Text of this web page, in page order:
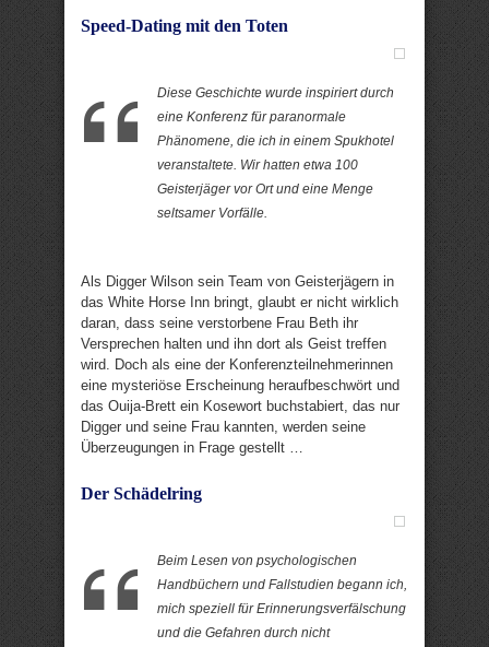
Speed-Dating mit den Toten
Diese Geschichte wurde inspiriert durch
eine Konferenz für paranormale
Phänomene, die ich in einem Spukhotel
veranstaltete. Wir hatten etwa 100
Geisterjäger vor Ort und eine Menge
seltsamer Vorfälle.
Als Digger Wilson sein Team von Geisterjägern in
das White Horse Inn bringt, glaubt er nicht wirklich
daran, dass seine verstorbene Frau Beth ihr
Versprechen halten und ihn dort als Geist treffen
wird. Doch als eine der Konferenzteilnehmerinnen
eine mysteriöse Erscheinung heraufbeschwört und
das Ouija-Brett ein Kosewort buchstabiert, das nur
Digger und seine Frau kannten, werden seine
Überzeugungen in Frage gestellt …
Der Schädelring
Beim Lesen von psychologischen
Handbüchern und Fallstudien begann ich,
mich speziell für Erinnerungsverfälschung
und die Gefahren durch nicht